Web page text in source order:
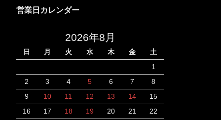
営業日カレンダー
2026年8月
日 月 火 水 木 金
土
1
2
3 4 5 6 7
8
9
10 11 12 13 14
15
16
17 18 19 20 21
22